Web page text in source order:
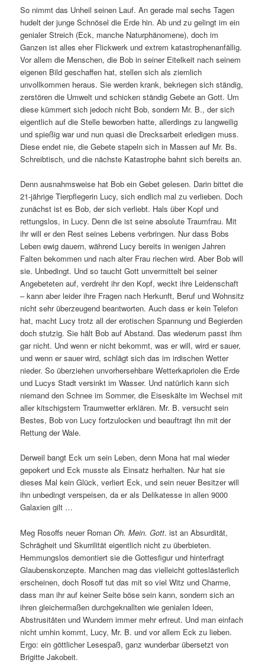
So nimmt das Unheil seinen Lauf. An gerade mal sechs Tagen
hudelt der junge Schnösel die Erde hin. Ab und zu gelingt im ein
genialer Streich (Eck, manche Naturphänomene), doch im
Ganzen ist alles eher Flickwerk und extrem katastrophenanfällig.
Vor allem die Menschen, die Bob in seiner Eitelkeit nach seinem
eigenen Bild geschaffen hat, stellen sich als ziemlich
unvollkommen heraus. Sie werden krank, bekriegen sich ständig,
zerstören die Umwelt und schicken ständig Gebete an Gott. Um
diese kümmert sich jedoch nicht Bob, sondern Mr. B., der sich
eigentlich auf die Stelle beworben hatte, allerdings zu langweilig
und spießig war und nun quasi die Drecksarbeit erledigen muss.
Diese endet nie, die Gebete stapeln sich in Massen auf Mr. Bs.
Schreibtisch, und die nächste Katastrophe bahnt sich bereits an.
Denn ausnahmsweise hat Bob ein Gebet gelesen. Darin bittet die
21-jährige Tierpflegerin Lucy, sich endlich mal zu verlieben. Doch
zunächst ist es Bob, der sich verliebt. Hals über Kopf und
rettungslos, in Lucy. Denn die ist seine absolute Traumfrau. Mit
ihr will er den Rest seines Lebens verbringen. Nur dass Bobs
Leben ewig dauern, während Lucy bereits in wenigen Jahren
Falten bekommen und nach alter Frau riechen wird. Aber Bob will
sie. Unbedingt. Und so taucht Gott unvermittelt bei seiner
Angebeteten auf, verdreht ihr den Kopf, weckt ihre Leidenschaft
– kann aber leider ihre Fragen nach Herkunft, Beruf und Wohnsitz
nicht sehr überzeugend beantworten. Auch dass er kein Telefon
hat, macht Lucy trotz all der erotischen Spannung und Begierden
doch stutzig. Sie hält Bob auf Abstand. Das wiederum passt ihm
gar nicht. Und wenn er nicht bekommt, was er will, wird er sauer,
und wenn er sauer wird, schlägt sich das im irdischen Wetter
nieder. So überziehen unvorhersehbare Wetterkapriolen die Erde
und Lucys Stadt versinkt im Wasser. Und natürlich kann sich
niemand den Schnee im Sommer, die Eiseskälte im Wechsel mit
aller kitschigstem Traumwetter erklären. Mr. B. versucht sein
Bestes, Bob von Lucy fortzulocken und beauftragt ihn mit der
Rettung der Wale.
Derweil bangt Eck um sein Leben, denn Mona hat mal wieder
gepokert und Eck musste als Einsatz herhalten. Nur hat sie
dieses Mal kein Glück, verliert Eck, und sein neuer Besitzer will
ihn unbedingt verspeisen, da er als Delikatesse in allen 9000
Galaxien gilt …
Meg Rosoffs neuer RomanOh. Mein. Gott. ist an Absurdität,
Schrägheit und Skurrilität eigentlich nicht zu überbieten.
Hemmungslos demontiert sie die Gottesfigur und hinterfragt
Glaubenskonzepte. Manchen mag das vielleicht gotteslästerlich
erscheinen, doch Rosoff tut das mit so viel Witz und Charme,
dass man ihr auf keiner Seite böse sein kann, sondern sich an
ihren gleichermaßen durchgeknallten wie genialen Ideen,
Abstrusitäten und Wundern immer mehr erfreut. Und man einfach
nicht umhin kommt, Lucy, Mr. B. und vor allem Eck zu lieben.
Ergo: ein göttlicher Lesespaß, ganz wunderbar übersetzt von
Brigitte Jakobeit.